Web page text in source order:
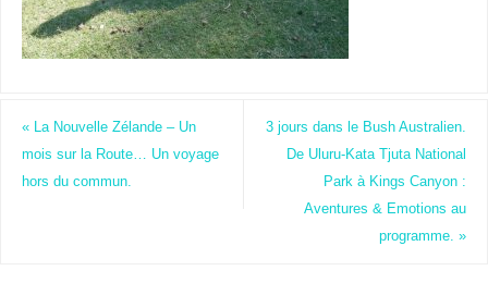
«La Nouvelle Zélande – Un
mois sur la Route… Un voyage
hors du commun.
3 jours dans le Bush Australien.
De Uluru-Kata Tjuta National
Park à Kings Canyon :
Aventures & Emotions au
programme.»